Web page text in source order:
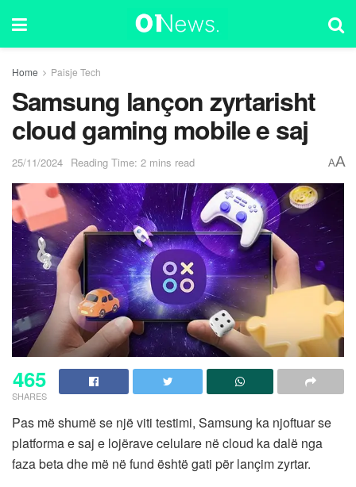
Home Paisje Tech
Samsung lançon zyrtarisht
cloud gaming mobile e saj
25/11/2024 Reading Time: 2 mins read AA
465
SHARES
Pas më shumë se një viti testimi, Samsung ka njoftuar se
platforma e saj e lojërave celulare në cloud ka dalë nga
faza beta dhe më në fund është gati për lançim zyrtar.